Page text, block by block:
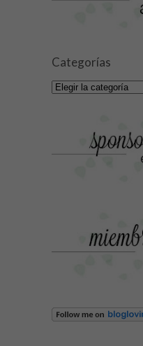
Categorías
Categorías